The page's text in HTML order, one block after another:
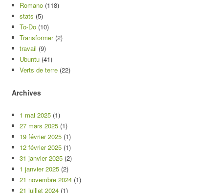
Romano (118)
stats (5)
To-Do (10)
Transformer(2)
travail (9)
Ubuntu (41)
Verts de terre (22)
Archives
1 mai 2025 (1)
27 mars 2025 (1)
19 février 2025 (1)
12 février 2025 (1)
31 janvier 2025 (2)
1 janvier 2025 (2)
21 novembre 2024 (1)
21 juillet 2024 (1)